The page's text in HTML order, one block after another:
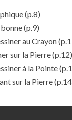
(p.8)
(p.9)
au Crayon
sur la Pierre(p.12)
à la Pointe
sur la Pierre